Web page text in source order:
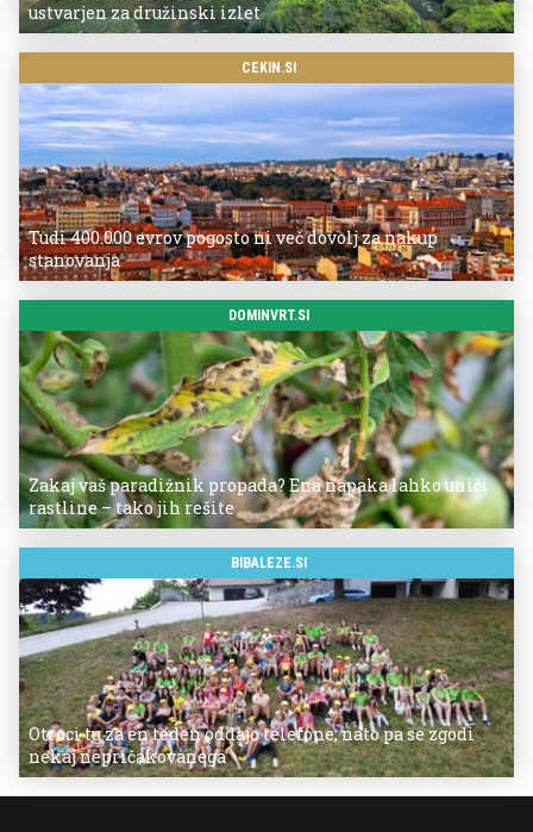
ustvarjen za družinski izlet
CEKIN.SI
Tudi 400.000 evrov pogosto ni več dovolj za nakup
stanovanja
DOMINVRT.SI
Zakaj vaš paradižnik propada? Ena napaka lahko uniči
rastline – tako jih rešite
BIBALEZE.SI
Otroci tu za en teden oddajo telefone, nato pa se zgodi
nekaj nepričakovanega